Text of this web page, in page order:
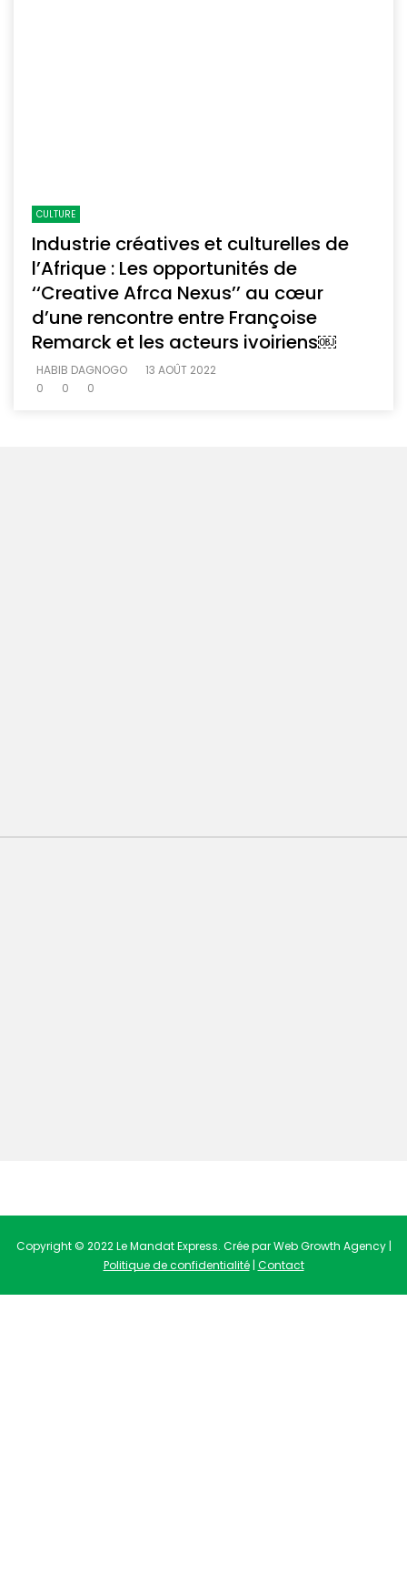
CULTURE
Industrie créatives et culturelles de
l’Afrique : Les opportunités de
‘‘Creative Afrca Nexus’’ au cœur
d’une rencontre entre Françoise
Remarck et les acteurs ivoiriens￼
HABIB DAGNOGO
13 AOÛT 2022
0
0 0
Copyright © 2022 Le Mandat Express. Crée par Web Growth Agency |
Politique de confidentialité| Contact